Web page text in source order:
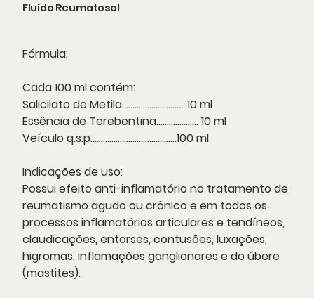
Fluído Reumatosol
Fórmula:
Cada 100 ml contém:
Salicilato de Metila...............................10 ml
Essência de Terebentina.................... 10 ml
Veículo q.s.p.........................................100 ml
Indicações de uso:
Possui efeito anti-inflamatório no tratamento de
reumatismo agudo ou crônico e em todos os
processos inflamatórios articulares e tendíneos,
claudicações, entorses, contusões, luxações,
higromas, inflamações ganglionares e do úbere
(mastites).